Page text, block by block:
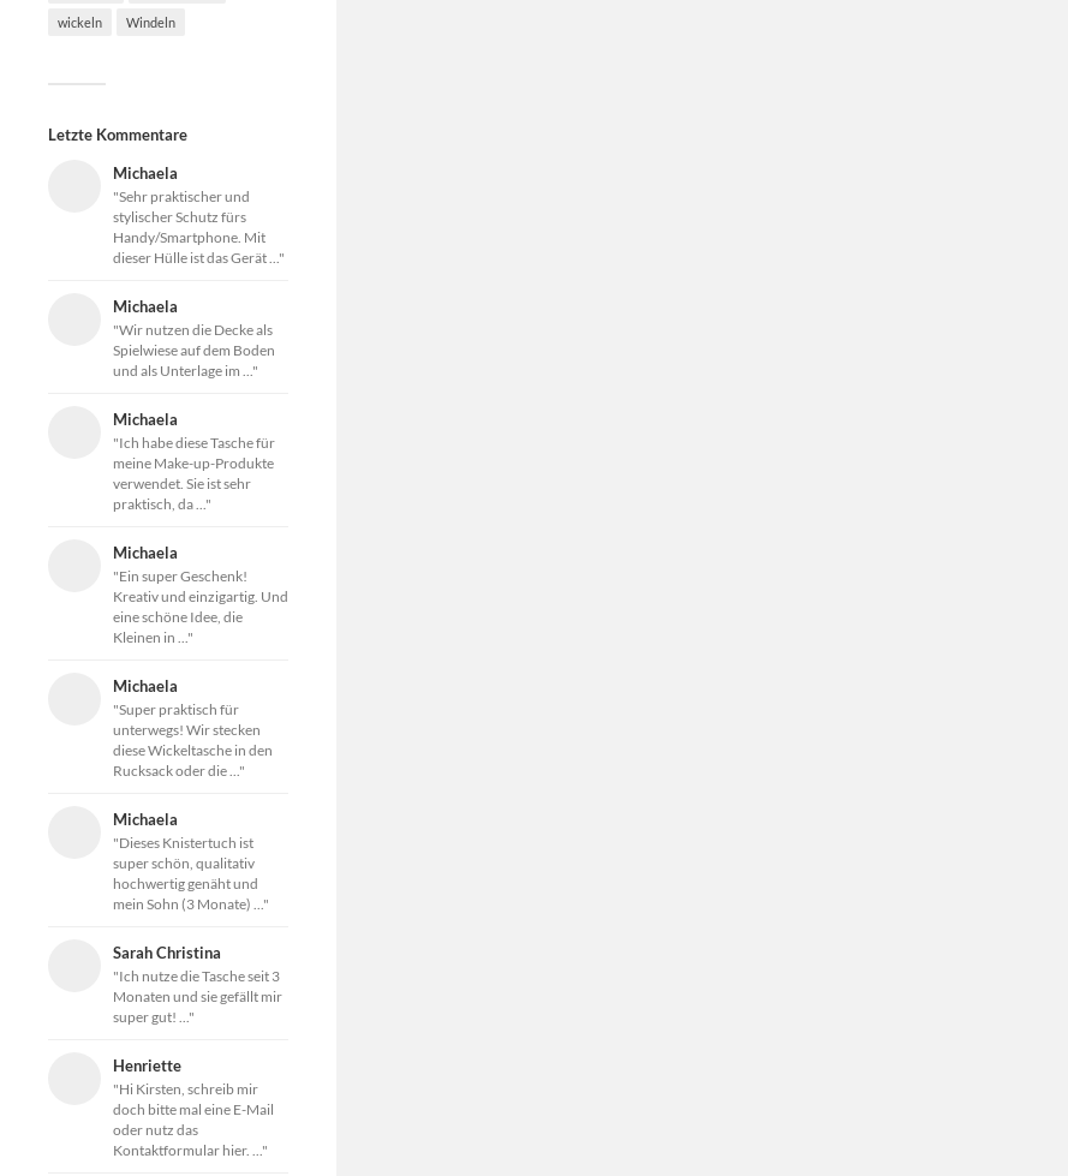
wickeln Windeln
Letzte Kommentare
Michaela
"Sehr praktischer und
stylischer Schutz fürs
Handy/Smartphone. Mit
dieser Hülle ist das Gerät ..."
Michaela
"Wir nutzen die Decke als
Spielwiese auf dem Boden
und als Unterlage im ..."
Michaela
"Ich habe diese Tasche für
meine Make-up-Produkte
verwendet. Sie ist sehr
praktisch, da ..."
Michaela
"Ein super Geschenk!
Kreativ und einzigartig. Und
eine schöne Idee, die
Kleinen in ..."
Michaela
"Super praktisch für
unterwegs! Wir stecken
diese Wickeltasche in den
Rucksack oder die ..."
Michaela
"Dieses Knistertuch ist
super schön, qualitativ
hochwertig genäht und
mein Sohn (3 Monate) ..."
Sarah Christina
"Ich nutze die Tasche seit 3
Monaten und sie gefällt mir
super gut! ..."
Henriette
"Hi Kirsten, schreib mir
doch bitte mal eine E-Mail
oder nutz das
Kontaktformular hier. ..."